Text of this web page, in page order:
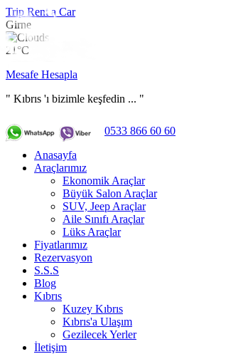
Trip Rent a Car
Girne
21°C
Mesafe Hesapla
" Kıbrıs 'ı bizimle keşfedin ... "
0533 866 60 60
Anasayfa
Araçlarımız
Ekonomik Araçlar
Büyük Salon Araçlar
SUV, Jeep Araçlar
Aile Sınıfı Araçlar
Lüks Araçlar
Fiyatlarımız
Rezervasyon
S.S.S
Blog
Kıbrıs
Kuzey Kıbrıs
Kıbrıs'a Ulaşım
Gezilecek Yerler
İletişim